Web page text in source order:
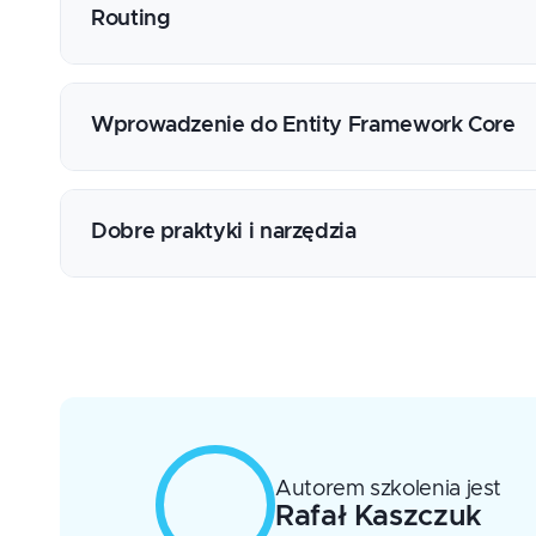
Potok zapytania i odpowiedzi
Routing
Tworzenie własnych reguł routingu
Wprowadzenie do Entity Framework Core
Zasada działania Entity Framework Core
Dobre praktyki i narzędzia
Autorem szkolenia jest
Rafał Kaszczuk